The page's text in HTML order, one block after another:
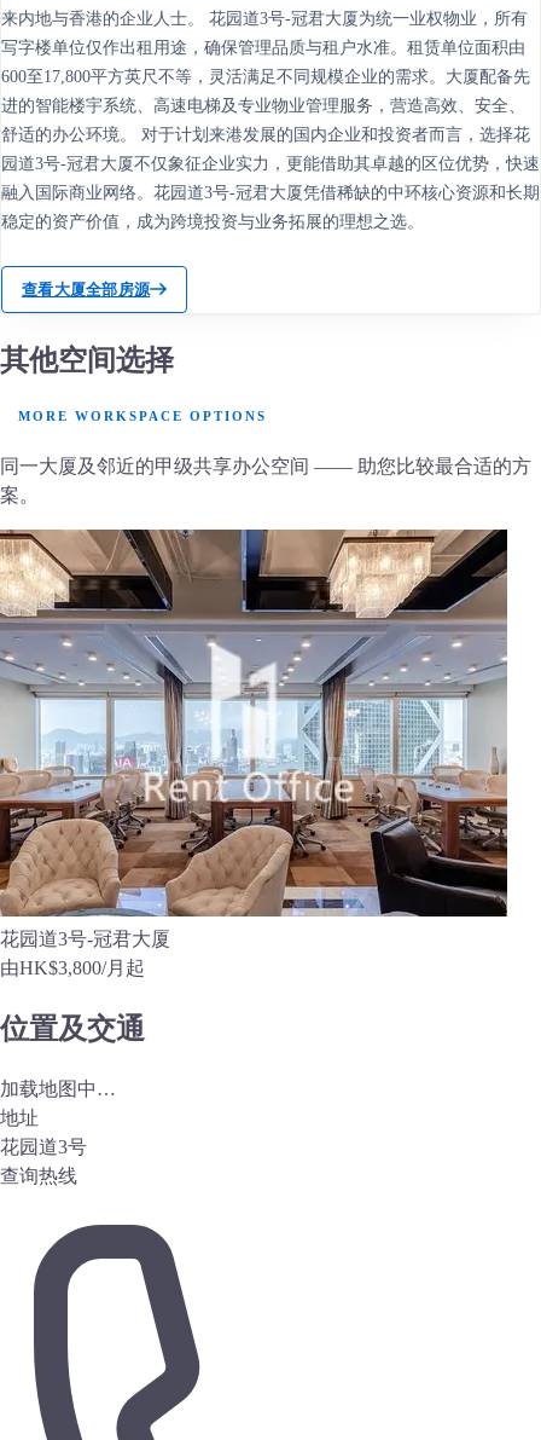
来内地与香港的企业人士。 花园道3号-冠君大厦为统一业权物业，所有
写字楼单位仅作出租用途，确保管理品质与租户水准。租赁单位面积由
600至17,800平方英尺不等，灵活满足不同规模企业的需求。大厦配备先
进的智能楼宇系统、高速电梯及专业物业管理服务，营造高效、安全、
舒适的办公环境。 对于计划来港发展的国内企业和投资者而言，选择花
园道3号-冠君大厦不仅象征企业实力，更能借助其卓越的区位优势，快速
融入国际商业网络。花园道3号-冠君大厦凭借稀缺的中环核心资源和长期
稳定的资产价值，成为跨境投资与业务拓展的理想之选。
查看大厦全部房源
其他空间选择
MORE WORKSPACE OPTIONS
同一大厦及邻近的甲级共享办公空间 —— 助您比较最合适的方
案。
花园道3号-冠君大厦
由HK$3,800/月起
位置及交通
加载地图中…
地址
花园道3号
查询热线